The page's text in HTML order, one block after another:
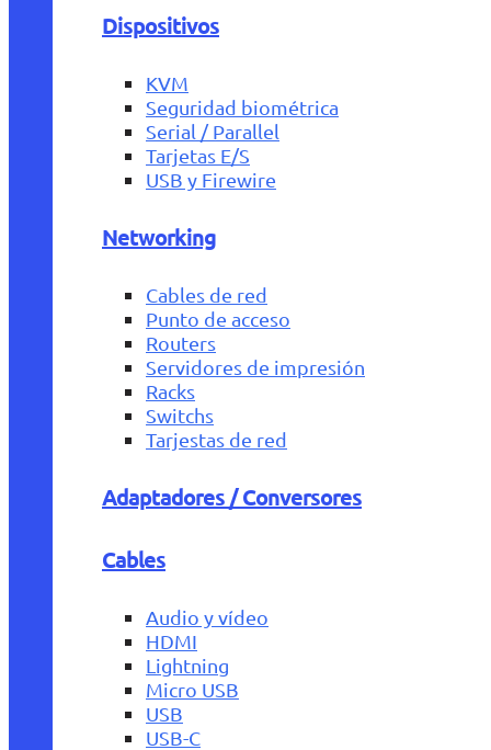
Dispositivos
KVM
Seguridad biométrica
Serial / Parallel
Tarjetas E/S
USB y Firewire
Networking
Cables de red
Punto de acceso
Routers
Servidores de impresión
Racks
Switchs
Tarjestas de red
Adaptadores / Conversores
Cables
Audio y vídeo
HDMI
Lightning
Micro USB
USB
USB-C